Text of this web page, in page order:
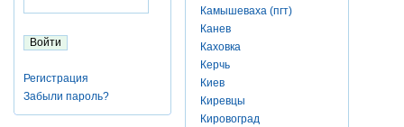
Регистрация
Забыли пароль?
Камышеваха (пгт)
Канев
Каховка
Керчь
Киев
Киревцы
Кировоград